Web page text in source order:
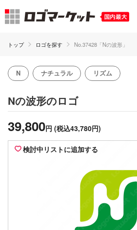
トップ ロゴを探す No.37428「Nの波形」
N ナチュラル リズム
Nの波形のロゴ
39,800円 (税込43,780円)
検討中リストに追加する